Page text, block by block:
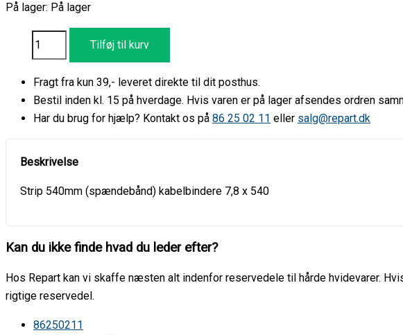
På lager: På lager
Tilføj til kurv
Fragt fra kun 39,- leveret direkte til dit posthus.
Bestil inden kl. 15 på hverdage. Hvis varen er på lager afsendes ordren
Har du brug for hjælp? Kontakt os på 86 25 02 11 eller salg@repart.dk
Strip 540mm (spændebånd) kabelbindere 7,8 x 540
Kan du ikke finde hvad du leder efter?
Hos Repart kan vi skaffe næsten alt indenfor reservedele til hårde hvidevarer.
rigtige reservedel.
86250211